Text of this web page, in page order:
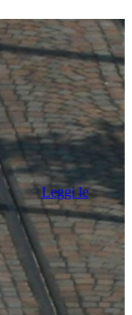
Leggi le